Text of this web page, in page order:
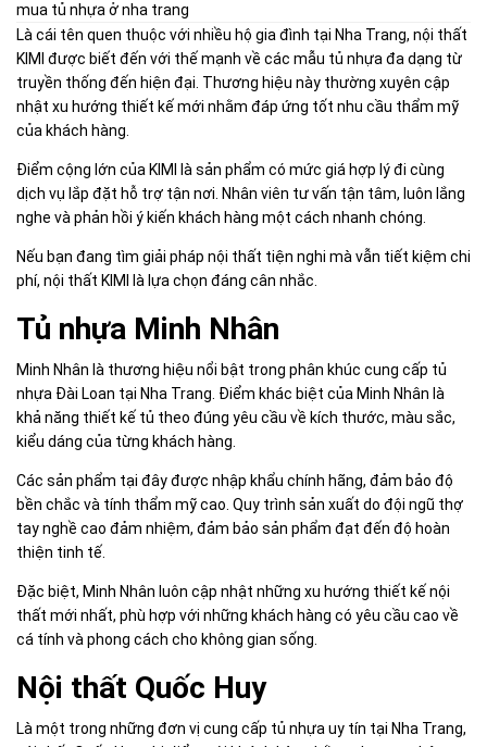
mua tủ nhựa ở nha trang
Là cái tên quen thuộc với nhiều hộ gia đình tại Nha Trang, nội thất
KIMI được biết đến với thế mạnh về các mẫu tủ nhựa đa dạng từ
truyền thống đến hiện đại. Thương hiệu này thường xuyên cập
nhật xu hướng thiết kế mới nhằm đáp ứng tốt nhu cầu thẩm mỹ
của khách hàng.
Điểm cộng lớn của KIMI là sản phẩm có mức giá hợp lý đi cùng
dịch vụ lắp đặt hỗ trợ tận nơi. Nhân viên tư vấn tận tâm, luôn lắng
nghe và phản hồi ý kiến khách hàng một cách nhanh chóng.
Nếu bạn đang tìm giải pháp nội thất tiện nghi mà vẫn tiết kiệm chi
phí, nội thất KIMI là lựa chọn đáng cân nhắc.
Tủ nhựa Minh Nhân
Minh Nhân là thương hiệu nổi bật trong phân khúc cung cấp tủ
nhựa Đài Loan tại Nha Trang. Điểm khác biệt của Minh Nhân là
khả năng thiết kế tủ theo đúng yêu cầu về kích thước, màu sắc,
kiểu dáng của từng khách hàng.
Các sản phẩm tại đây được nhập khẩu chính hãng, đảm bảo độ
bền chắc và tính thẩm mỹ cao. Quy trình sản xuất do đội ngũ thợ
tay nghề cao đảm nhiệm, đảm bảo sản phẩm đạt đến độ hoàn
thiện tinh tế.
Đặc biệt, Minh Nhân luôn cập nhật những xu hướng thiết kế nội
thất mới nhất, phù hợp với những khách hàng có yêu cầu cao về
cá tính và phong cách cho không gian sống.
Nội thất Quốc Huy
Là một trong những đơn vị cung cấp tủ nhựa uy tín tại Nha Trang,